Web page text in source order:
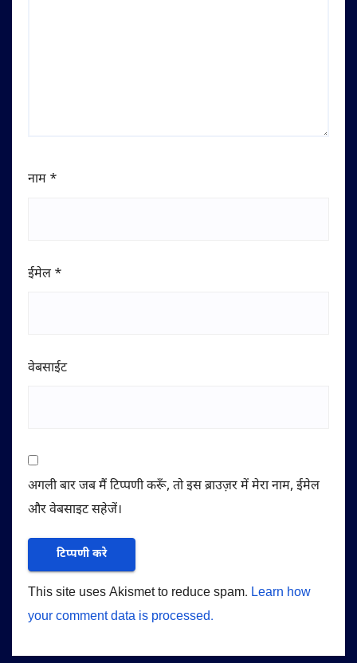
नाम *
ईमेल *
वेबसाईट
अगली बार जब मैं टिप्पणी करूँ, तो इस ब्राउज़र में मेरा नाम, ईमेल
और वेबसाइट सहेजें।
This site uses Akismet to reduce spam. Learn how
your comment data is processed.